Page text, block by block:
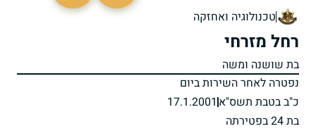
טכנולוגיה ואחזקה
רחל מזרחי
בת שושנה ומשה
נפטרה לאחר השירות ביום
כ"ב בטבת תשס"א 17.1.2001
בת 24 בפטירתה